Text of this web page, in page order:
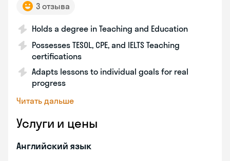
3 отзыва
Holds a degree in Teaching and Education
Possesses TESOL, CPE, and IELTS Teaching
certifications
Adapts lessons to individual goals for real
progress
Читать дальше
Услуги и цены
Английский язык